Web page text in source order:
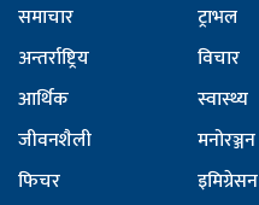
समाचार
अन्तर्राष्ट्रिय
आर्थिक
जीवनशैली
फिचर
ट्राभल
विचार
स्वास्थ्य
मनोरञ्जन
इमिग्रेसन